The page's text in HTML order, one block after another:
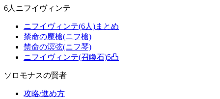
6人ニフイヴィンテ
ニフイヴィンテ(6人)まとめ
禁命の魔槍(ニフ槍)
禁命の溟弦(ニフ琴)
ニフイヴィンテ(召喚石)5凸
ソロモナスの賢者
攻略/進め方